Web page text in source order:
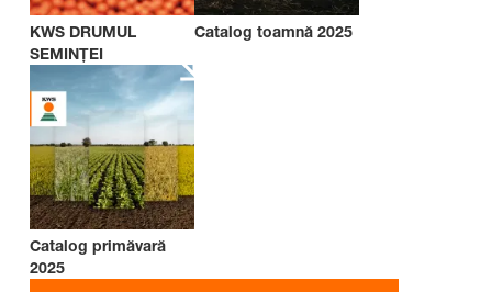
KWS DRUMUL
SEMINȚEI
Catalog toamnă 2025
Catalog primăvară
2025